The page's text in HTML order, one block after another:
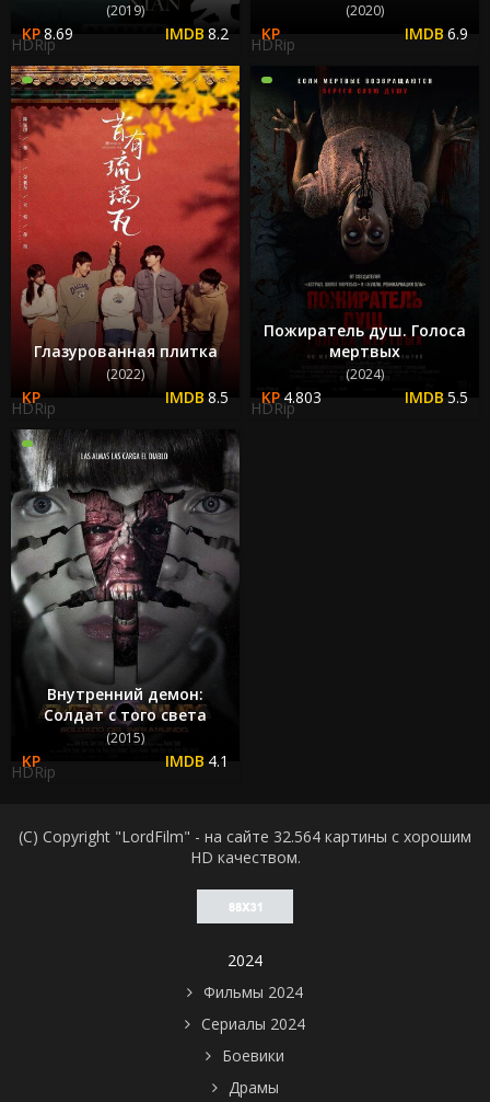
(2019)
8.69 8.2
HDRip
(2020)
6.9
HDRip
Глазурованная плитка
(2022)
8.5
HDRip
Пожиратель душ. Голоса
мертвых
(2024)
4.803 5.5
HDRip
Внутренний демон:
Солдат с того света
(2015)
4.1
HDRip
(C) Copyright "LordFilm" - на сайте 32.564 картины с хорошим
HD качеством.
2024
Фильмы 2024
Сериалы 2024
Боевики
Драмы